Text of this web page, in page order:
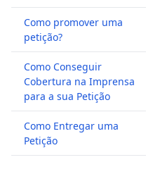
Como promover uma
petição?
Como Conseguir
Cobertura na Imprensa
para a sua Petição
Como Entregar uma
Petição